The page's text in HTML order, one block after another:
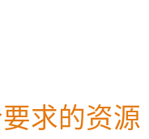
求的资源